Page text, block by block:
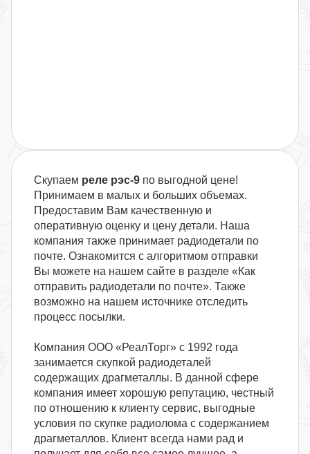
Скупаем реле рэс-9 по выгодной цене!
Принимаем в малых и больших объемах.
Предоставим Вам качественную и
оперативную оценку и цену детали. Наша
компания также принимает радиодетали по
почте. Ознакомится с алгоритмом отправки
Вы можете на нашем сайте в разделе «Как
отправить радиодетали по почте». Также
возможно на нашем источнике отследить
процесс посылки.
Компания ООО «РеалТорг» с 1992 года
занимается скупкой радиодеталей
содержащих драгметаллы. В данной сфере
компания имеет хорошую репутацию, честный
по отношению к клиенту сервис, выгодные
условия по скупке радиолома с содержанием
драгметаллов. Клиент всегда нами рад и